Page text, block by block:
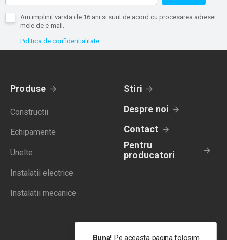
Am implinit varsta de 16 ani si sunt de acord cu procesarea adresei
mele de e-mail.
Politica de confidentialitate
Produse
Constructii
Echipamente
Unelte
Instalatii electrice
Instalatii mecanice
Stiri
Despre noi
Contact
Pentru
producatori
Buna! Pe aceasta pagina folosim